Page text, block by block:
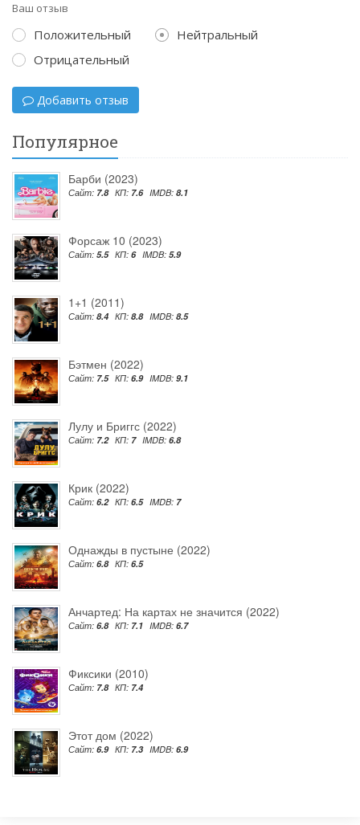
Ваш отзыв
Положительный
Нейтральный
Отрицательный
Добавить отзыв
Популярное
Барби (2023)
Сайт: 7.8 КП: 7.6 IMDB: 8.1
Форсаж 10 (2023)
Сайт: 5.5 КП: 6 IMDB: 5.9
1+1 (2011)
Сайт: 8.4 КП: 8.8 IMDB: 8.5
Бэтмен (2022)
Сайт: 7.5 КП: 6.9 IMDB: 9.1
Лулу и Бриггс (2022)
Сайт: 7.2 КП: 7 IMDB: 6.8
Крик (2022)
Сайт: 6.2 КП: 6.5 IMDB: 7
Однажды в пустыне (2022)
Сайт: 6.8 КП: 6.5
Анчартед: На картах не значится (2022)
Сайт: 6.8 КП: 7.1 IMDB: 6.7
Фиксики (2010)
Сайт: 7.8 КП: 7.4
Этот дом (2022)
Сайт: 6.9 КП: 7.3 IMDB: 6.9